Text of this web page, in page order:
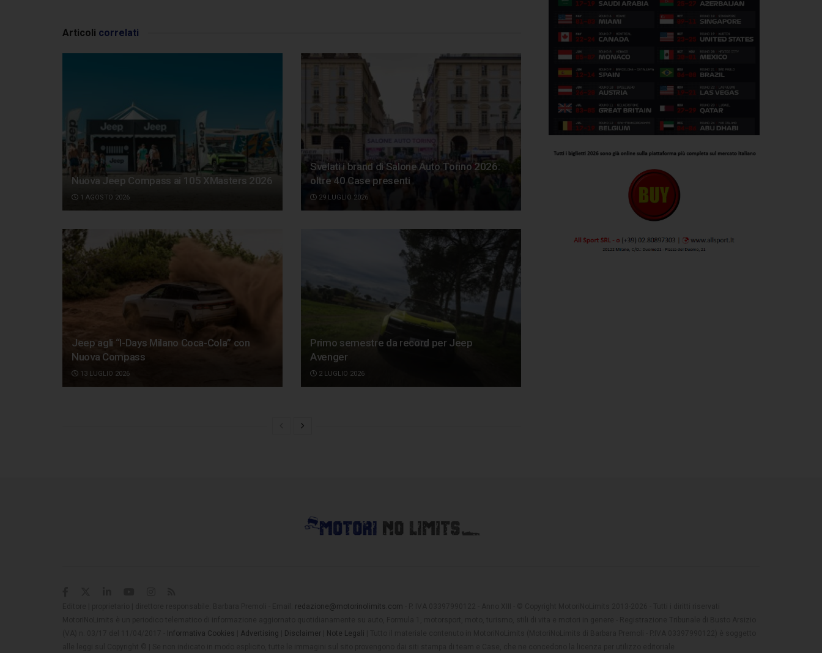
Articoli correlati
Nuova Jeep Compass ai 105 XMasters 2026
1 AGOSTO 2026
Svelati i brand di Salone Auto Torino 2026:
oltre 40 Case presenti
29 LUGLIO 2026
Jeep agli “I-Days Milano Coca-Cola” con
Nuova Compass
13 LUGLIO 2026
Primo semestre da record per Jeep
Avenger
2 LUGLIO 2026
redazione@motorinolimits.com
Informativa Cookies Advertising Disclaimer Note Legali